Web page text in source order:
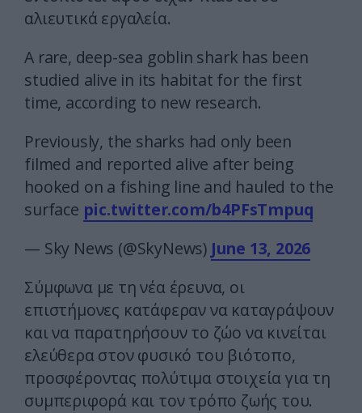
αλιευτικά εργαλεία.
A rare, deep-sea goblin shark has been
studied alive in its habitat for the first
time, according to new research.
Previously, the sharks had only been
filmed and reported alive after being
hooked on a fishing line and hauled to the
surface pic.twitter.com/b4PFsTmpuq
— Sky News (@SkyNews) June 13, 2026
Σύμφωνα με τη νέα έρευνα, οι
επιστήμονες κατάφεραν να καταγράψουν
και να παρατηρήσουν το ζώο να κινείται
ελεύθερα στον φυσικό του βιότοπο,
προσφέροντας πολύτιμα στοιχεία για τη
συμπεριφορά και τον τρόπο ζωής του.